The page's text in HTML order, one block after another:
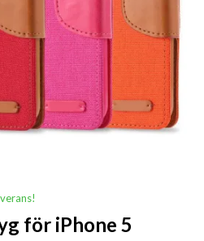
för iPhone 5